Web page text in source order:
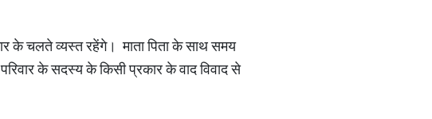
के चलते व्यस्त रहेंगे। माता पिता के साथ समय
के सदस्य के किसी प्रकार के वाद विवाद से